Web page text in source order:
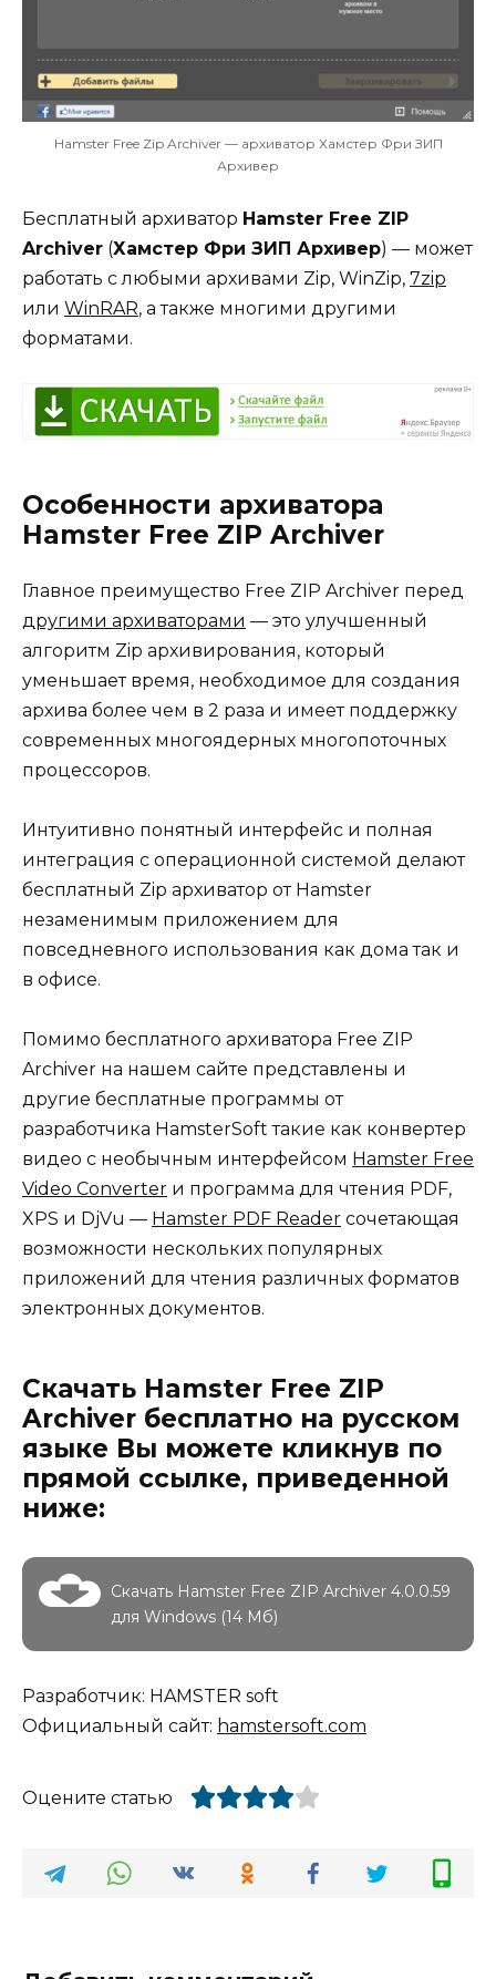
Hamster Free Zip Archiver — архиватор Хамстер Фри ЗИП
Архивер
Бесплатный архиватор Hamster Free ZIP
Archiver (Хамстер Фри ЗИП Архивер) — может
работать с любыми архивами Zip, WinZip, 7zip
или WinRAR, а также многими другими
форматами.
Особенности архиватора
Hamster Free ZIP Archiver
Главное преимущество Free ZIP Archiver перед
другими архиваторами — это улучшенный
алгоритм Zip архивирования, который
уменьшает время, необходимое для создания
архива более чем в 2 раза и имеет поддержку
современных многоядерных многопоточных
процессоров.
Интуитивно понятный интерфейс и полная
интеграция с операционной системой делают
бесплатный Zip архиватор от Hamster
незаменимым приложением для
повседневного использования как дома так и
в офисе.
Помимо бесплатного архиватора Free ZIP
Archiver на нашем сайте представлены и
другие бесплатные программы от
разработчика HamsterSoft такие как конвертер
видео с необычным интерфейсом Hamster Free
Video Converter и программа для чтения PDF,
XPS и DjVu — Hamster PDF Reader сочетающая
возможности нескольких популярных
приложений для чтения различных форматов
электронных документов.
Скачать Hamster Free ZIP
Archiver бесплатно на русском
языке Вы можете кликнув по
прямой ссылке, приведенной
ниже:
Скачать Hamster Free ZIP Archiver 4.0.0.59
для Windows (14 Мб)
Разработчик: HAMSTER soft
Официальный сайт: hamstersoft.com
Оцените статью